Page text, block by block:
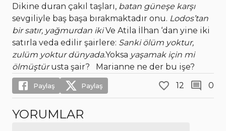
Dikine duran çakıl taşları, batan güneşe karşı
sevgiliyle baş başa bırakmaktadır onu. Lodos’tan
bir satır, yağmurdan ikiVe Atila İlhan ‘dan yine iki
satırla veda edilir şairlere: Sanki ölüm yoktur,
zulüm yoktur dünyada.Yoksa yaşamak için mi
ölmüştürusta şair? Marianne ne der bu işe?
Paylaş Paylaş 12 0
YORUMLAR